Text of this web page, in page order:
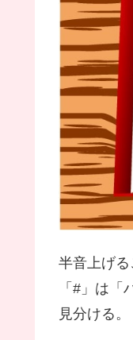
半音上げ
「#」は
見分ける。